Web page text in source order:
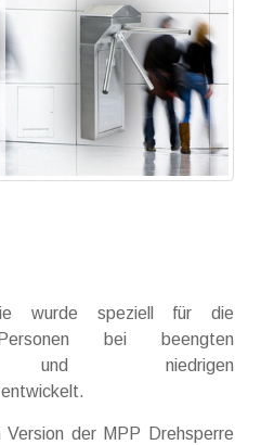
wurde speziell für die
bei beengten
und niedrigen
Version der MPP Drehsperre